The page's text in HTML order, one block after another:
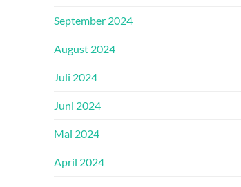
September 2024
August 2024
Juli 2024
Juni 2024
Mai 2024
April 2024